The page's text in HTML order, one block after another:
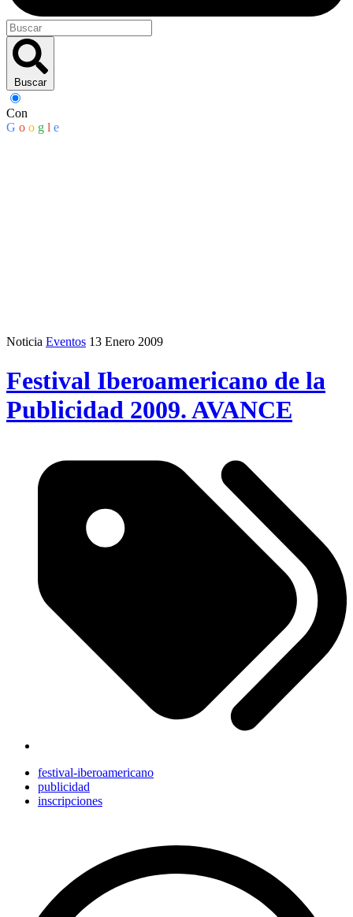
Buscar
Con
G o o g l e
Noticia Eventos 13 Enero 2009
Festival Iberoamericano de la
Publicidad 2009. AVANCE
festival-iberoamericano
publicidad
inscripciones